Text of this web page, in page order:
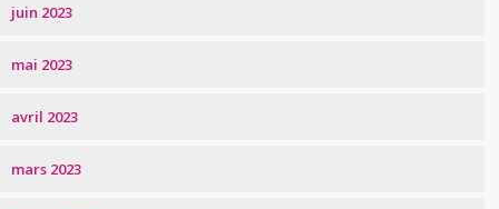
juin 2023
mai 2023
avril 2023
mars 2023